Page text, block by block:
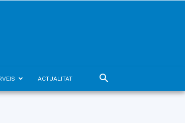
ACTUALITAT